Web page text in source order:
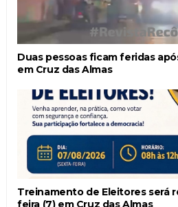
Duas pessoas ficam feridas
em Cruz das Almas
Treinamento de Eleitores será
feira (7) em Cruz das Almas